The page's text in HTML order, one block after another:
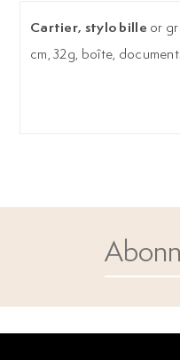
Cartier, stylo bille or
cm, 32g, boîte,